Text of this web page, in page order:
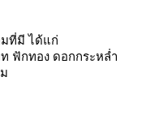
ที่มี ได้แก่
ฟักทอง ดอกกระหล่ำ